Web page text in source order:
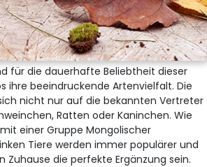
für die dauerhafte Beliebtheit dieser
ihre beeindruckende Artenvielfalt. Die
nicht nur auf die bekannten Vertreter
Ratten oder Kaninchen. Wie
einer Gruppe Mongolischer
Tiere werden immer populärer und
Zuhause die perfekte Ergänzung sein.